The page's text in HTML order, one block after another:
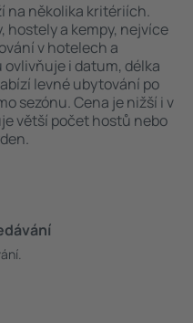
na několika kritériích.
hostely a kempy, nejvíce
v hotelech a
i datum, délka
levné ubytování po
sezónu. Cena je nižší i v
větší počet hostů nebo